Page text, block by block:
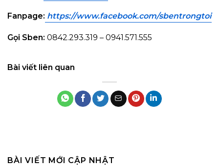
Fanpage: https://www.facebook.com/sbentrongtoi
Gọi Sben: 0842.293.319 – 0941.571.555
Bài viết liên quan
BÀI VIẾT MỚI CẬP NHẬT